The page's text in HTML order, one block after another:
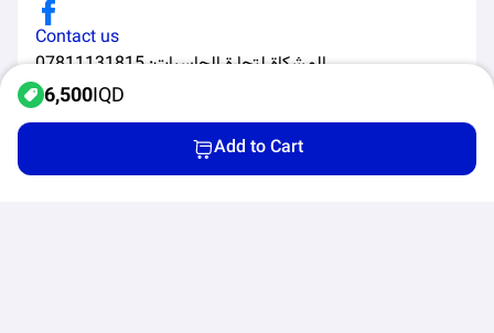
6,500IQD
Add to Cart
Contact us
المشكاة لتجارة الحاسبات:
07811131815
Home Categories Products Cart